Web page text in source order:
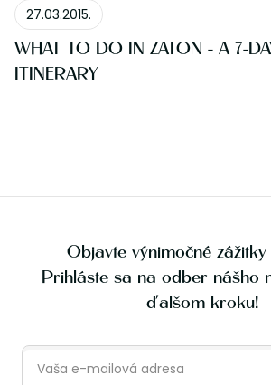
BLOG
27.03.2015.
WHAT TO DO IN ZATON - A 7-
ITINERARY
Objavte výnimočné zážitky
Prihláste sa na odber nášho
ďalšom kroku!